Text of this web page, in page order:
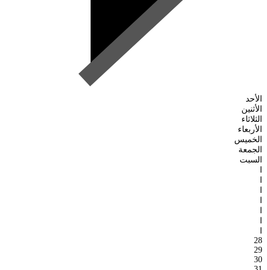
الأحد
الأثنين
الثلاثاء
الأربعاء
الخميس
الجمعة
السبت
ا
ا
ا
ا
ا
ا
ا
28
29
30